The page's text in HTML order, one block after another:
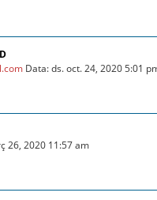
Data: ds. oct. 24, 2020 5:01
26, 2020 11:57 am